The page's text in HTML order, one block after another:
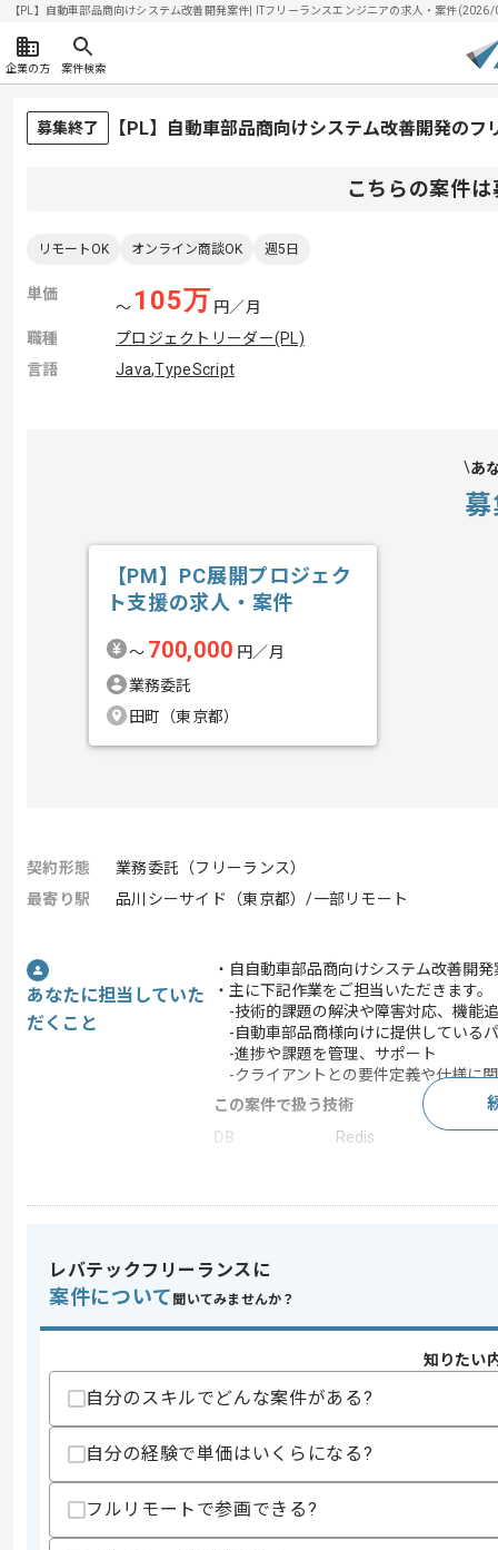
【PL】自動車部品商向けシステム改善開発案件| ITフリーランスエンジニアの求人・案件
企業の方 案件検索
募集終了 【PL】自動車部品商向けシステム改善開発のフ
こちらの案件
リモートOK オンライン商談OK 週5日
単価
〜 105万 円／月
職種
プロジェクトリーダー(PL)
言語
Java,TypeScript
あ
【PM】PC展開プロジェク
ト支援の求人・案件
〜 700,000 円／月
業務委託
田町（東京都）
契約形態
業務委託（フリーランス）
最寄り駅
品川シーサイド（東京都）/一部リモート
あなたに担当していた
だくこと
・自自動車部品商向けシステム改善開
・主に下記作業をご担当いただきます。
-技術的課題の解決や障害対応、機能
-自動車部品商様向けに提供している
-進捗や課題を管理、サポート
-クライアントとの要件定義や仕様に
この案件で扱う技術
DB
Redis
クラウド
Google Cloud Platform
業務内容
特徴
求めるスキル
・Java経験(5年以上)
・保守開発経験
・パフォーマンス改善経験
・要件定義及び技術選定経験
歓迎スキル
レバテックフリーランスに
案件について 聞いてみませんか？
知りたい
自分のスキルでどんな案件がある?
自分の経験で単価はいくらになる?
フルリモートで参画できる?